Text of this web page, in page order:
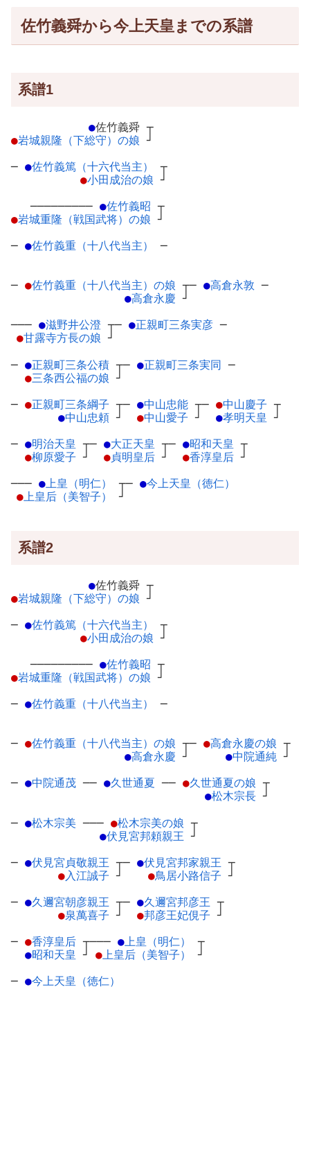
佐竹義舜から今上天皇までの系譜
系譜1
●佐竹義舜 ┬
●岩城親隆（下総守）の娘 ┘
─ ●佐竹義篤（十六代当主）
┬
●小田成治の娘 ┘
───────── ●佐竹義昭 ┬
●岩城重隆（戦国武将）の娘 ┘
─ ●佐竹義重（十八代当主） ─
─ ●佐竹義重（十八代当主）の娘 ┬
●高倉永慶 ┘
─ ●高倉永敦 ─
─── ●滋野井公澄 ┬
●甘露寺方長の娘 ┘
─ ●正親町三条実彦 ─
─ ●正親町三条公積 ┬
●三条西公福の娘 ┘
─ ●正親町三条実同 ─
─ ●正親町三条綱子 ┬
●中山忠頼 ┘
─ ●中山忠能 ┬
●中山愛子 ┘
─ ●中山慶子 ┬
●孝明天皇 ┘
─ ●明治天皇 ┬
●柳原愛子 ┘
─ ●大正天皇 ┬
●貞明皇后 ┘
─ ●昭和天皇 ┬
●香淳皇后 ┘
─── ●上皇（明仁）
┬
●上皇后（美智子） ┘
─ ●今上天皇（徳仁）
系譜2
●佐竹義舜 ┬
●岩城親隆（下総守）の娘 ┘
─ ●佐竹義篤（十六代当主）
┬
●小田成治の娘 ┘
───────── ●佐竹義昭 ┬
●岩城重隆（戦国武将）の娘 ┘
─ ●佐竹義重（十八代当主） ─
─ ●佐竹義重（十八代当主）の娘 ┬
●高倉永慶 ┘
─ ●高倉永慶の娘 ┬
●中院通純 ┘
─ ●中院通茂 ── ●久世通夏 ── ●久世通夏の娘 ┬
●松木宗長 ┘
─ ●松木宗美 ─── ●松木宗美の娘 ┬
●伏見宮邦頼親王 ┘
─ ●伏見宮貞敬親王 ┬
●入江誠子 ┘
─ ●伏見宮邦家親王 ┬
●鳥居小路信子 ┘
─ ●久邇宮朝彦親王 ┬
●泉萬喜子 ┘
─ ●久邇宮邦彦王 ┬
●邦彦王妃俔子 ┘
─ ●香淳皇后 ┬
●昭和天皇 ┘
─── ●上皇（明仁）
┬
●上皇后（美智子） ┘
─ ●今上天皇（徳仁）